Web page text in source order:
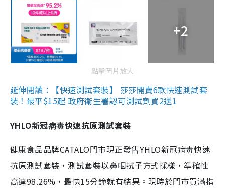
+2
點擊圖片放大
延伸閱讀：【快速測試套裝】 莎莎開賣6款快速測試套
裝！最平$15起 政府衛生署認可測試劑買2送1
YHLO新冠病毒快速抗原測試套裝
健康食品品牌CATALO門市現正發售YHLO新冠病毒快速
抗原測試套裝，測試套裝以鼻咽拭子方式採樣，準確性
高達98.26%，最快15分鐘就有結果。現時於門市買滿指